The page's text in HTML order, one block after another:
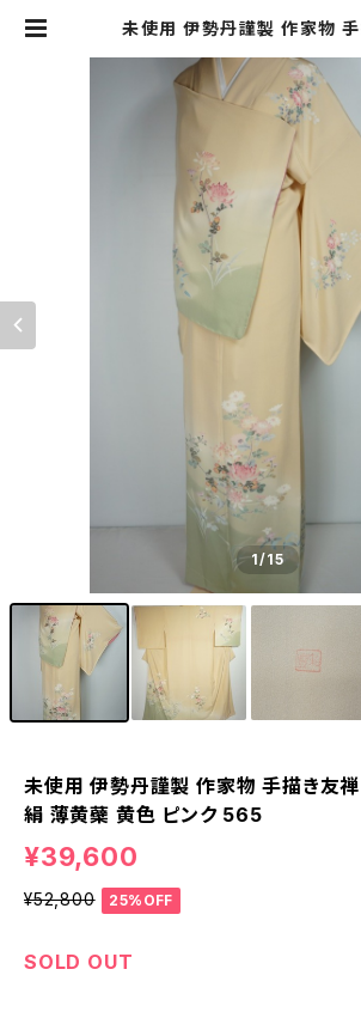
未使用 伊勢丹謹製 作家物 手
ンク 565 | kimono Re:和
store] キモノリワ 着物
1/15
未使用 伊勢丹謹製 作家物 手描き友
絹 薄黄蘗 黄色 ピンク 565
¥39,600
¥52,800 25%OFF
SOLD OUT